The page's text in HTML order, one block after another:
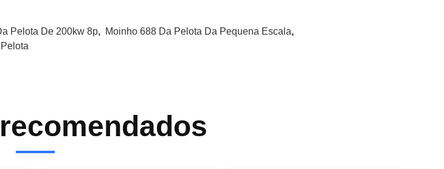
Pelota De 200kw 8p, Moinho 688 Da Pelota Da Pequena Escala,